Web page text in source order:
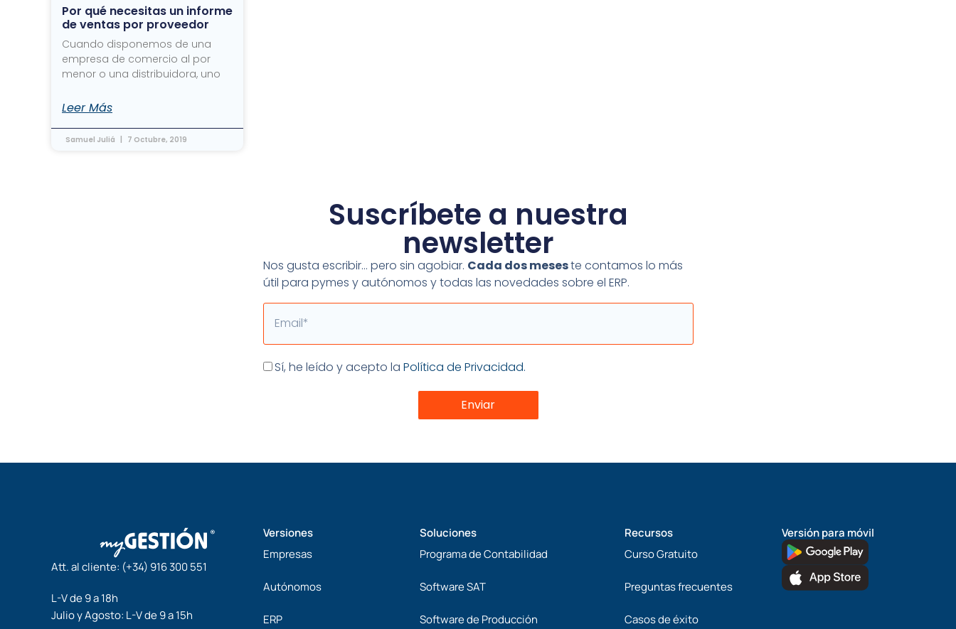
Por qué necesitas un informe
de ventas por proveedor
Cuando disponemos de una
empresa de comercio al por
menor o una distribuidora, uno
Leer Más
Samuel Juliá 7 Octubre, 2019
Suscríbete a nuestra
newsletter
Nos gusta escribir… pero sin agobiar. Cada dos meseste contamos lo más
útil para pymes y autónomos y todas las novedades sobre el ERP.
Email
Aceptación
Sí, he leído y acepto la Política de Privacidad.
Enviar
Att. al cliente: (+34) 916 300 551
L-V de 9 a 18h
Julio y Agosto: L-V de 9 a 15h
Versiones
Empresas
Autónomos
ERP
Soluciones
Programa de Contabilidad
Software SAT
Software de Producción
Recursos
Curso Gratuito
Preguntas frecuentes
Casos de éxito
Versión para móvil